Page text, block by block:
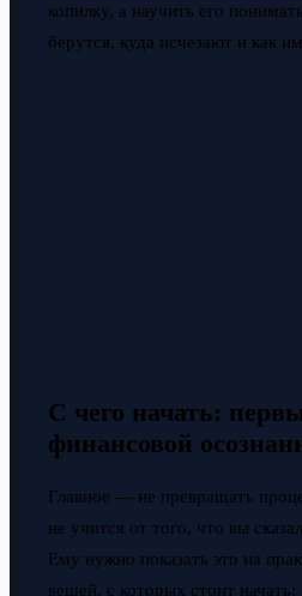
копилку, а научить его
берутся, куда исчезают и как
С чего начать:
финансовой
Главное — не превращать
не учится от того, что вы
Ему нужно показать это на
вещей, с которых стоит начать: